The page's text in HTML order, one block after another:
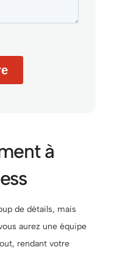
à
de détails, mais
aurez une équipe
rendant votre